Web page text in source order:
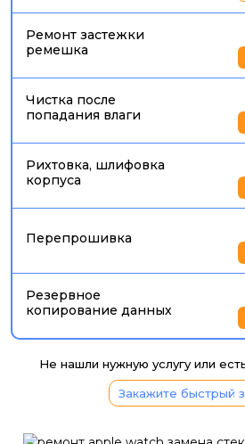
Ремонт застежки
ремешка
Чистка после
попадания влаги
Рихтовка, шлифовка
корпуса
Перепрошивка
Резервное
копирование данных
Не нашли нужную услугу или
Закажите быстрый